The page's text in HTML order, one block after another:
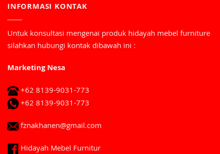
INFORMASI KONTAK
Untuk konsultasi mengenai produk hidayah mebel furniture
silahkan hubungi kontak dibawah ini :
Marketing Nesa
+62 8139-9031-773
+62 8139-9031-773
fznakhanen@gmail.com
Hidayah Mebel Furnitur